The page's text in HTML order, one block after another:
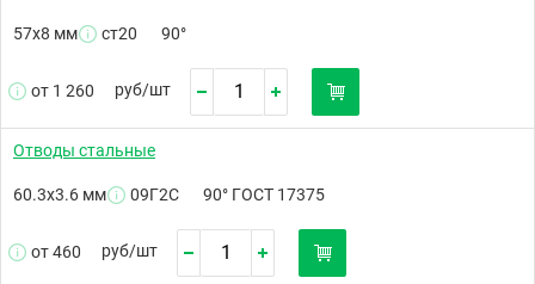
57х8 мм ст20 90°
от 1 260 руб/шт
Отводы стальные
60.3х3.6 мм 09Г2С 90° ГОСТ 17375
от 460 руб/шт